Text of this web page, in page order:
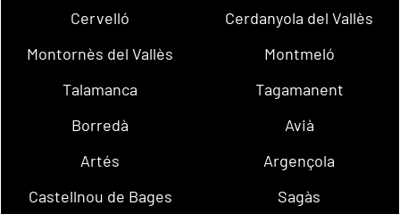
Cervelló
Cerdanyola del Vallès
Montornès del Vallès
Montmeló
Talamanca
Tagamanent
Borredà
Avià
Artés
Argençola
Castellnou de Bages
Sagàs